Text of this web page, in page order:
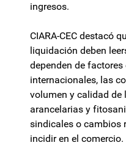
ingresos.
CIARA-CEC destacó
liquidación deben
dependen de
internacionales, las
volumen y calidad de
arancelarias y
sindicales o cambios
incidir en el comercio.